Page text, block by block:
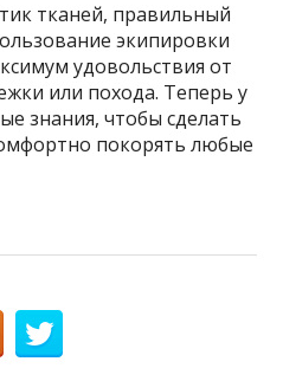
тканей, правильный
экипировки
удовольствия от
или похода. Теперь у
знания, чтобы сделать
покорять любые